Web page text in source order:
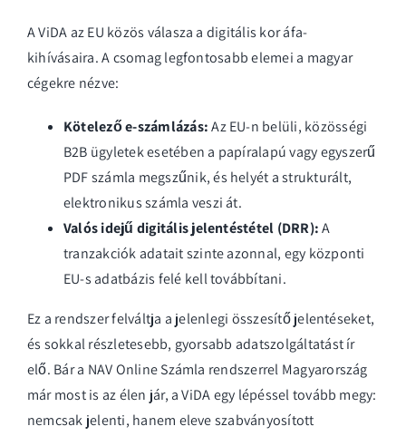
A ViDA az EU közös válasza a digitális kor áfa-
kihívásaira. A csomag legfontosabb elemei a magyar
cégekre nézve:
Kötelező e-számlázás:Az EU-n belüli, közösségi
B2B ügyletek esetében a papíralapú vagy egyszerű
PDF számla megszűnik, és helyét a strukturált,
elektronikus számla veszi át.
Valós idejű digitális jelentéstétel (DRR):A
tranzakciók adatait szinte azonnal, egy központi
EU-s adatbázis felé kell továbbítani.
Ez a rendszer felváltja a jelenlegi összesítő jelentéseket,
és sokkal részletesebb, gyorsabb adatszolgáltatást ír
elő. Bár a NAV Online Számla rendszerrel Magyarország
már most is az élen jár, a ViDA egy lépéssel tovább megy:
nemcsak jelenti, hanem eleve szabványosított